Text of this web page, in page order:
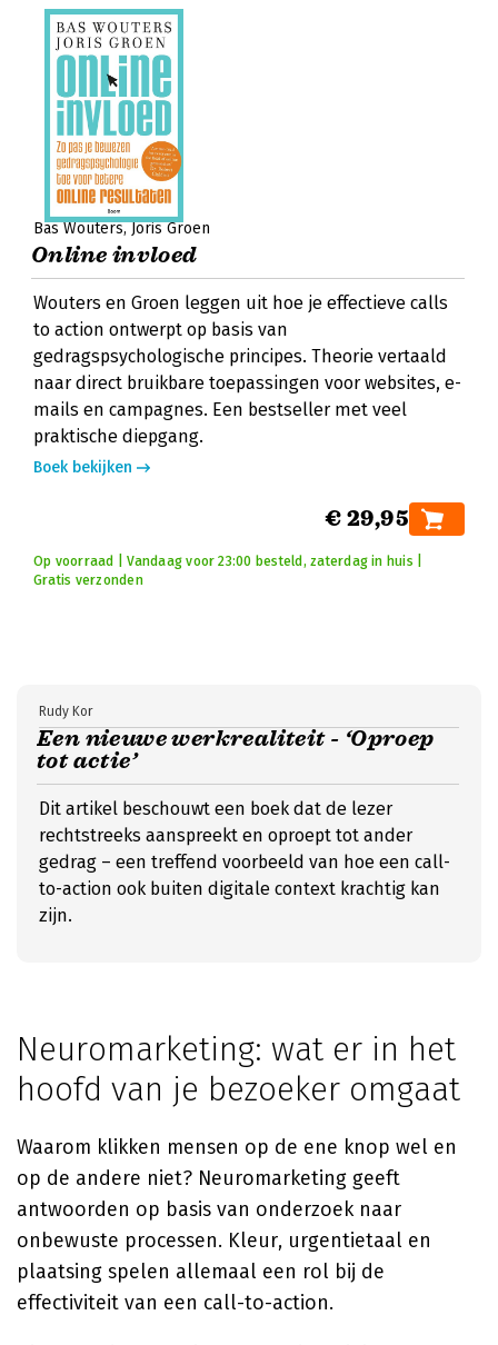
Bas Wouters Joris Groen
Online invloed
Wouters en Groen leggen uit hoe je effectieve calls
to action ontwerpt op basis van
gedragspsychologische principes. Theorie vertaald
naar direct bruikbare toepassingen voor websites, e-
mails en campagnes. Een bestseller met veel
praktische diepgang.
Boek bekijken
€ 29,95
Op voorraad | Vandaag voor 23:00 besteld, zaterdag in huis |
Gratis verzonden
Een nieuwe werkrealiteit - ‘Oproep
tot actie’
Rudy Kor
Dit artikel beschouwt een boek dat de lezer
rechtstreeks aanspreekt en oproept tot ander
gedrag – een treffend voorbeeld van hoe een call-
to-action ook buiten digitale context krachtig kan
zijn.
Neuromarketing: wat er in het
hoofd van je bezoeker omgaat
Waarom klikken mensen op de ene knop wel en
op de andere niet? Neuromarketing geeft
antwoorden op basis van onderzoek naar
onbewuste processen. Kleur, urgentietaal en
plaatsing spelen allemaal een rol bij de
effectiviteit van een call-to-action.